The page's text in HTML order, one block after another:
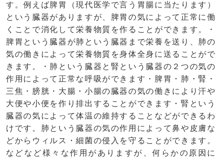
す。例えば脾胃（現代医学で言う胃腸に当たります）
という臓器がありますが、脾胃の気によって正常に働
くことで消化して栄養物質を作ることができます。・
脾胃という臓器が肺という臓器まで栄養を送り、肺の
気の働きによって栄養物質を身体全身に送ることがで
きます。・肺という臓器と腎という臓器の２つの気の
作用によって正常な呼吸ができます・脾胃・肺・腎・
三焦・膀胱・大腸・小腸の臓器の気の働きにより汗や
大便や小便を作り排出することができます・腎という
臓器の気によって体温の維持することなどができるわ
けです。肺という臓器の気の作用によって鼻や皮膚な
どからウィルス・細菌の侵入を守ることができます。
などなど様々な作用がありますが、何らかの原因に